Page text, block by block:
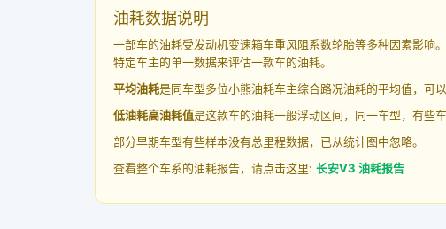
油耗数据说明
一部车的油耗受发动机变速箱车重风阻系数轮胎等多种因素影响
特定车主的单一数据来评估一款车的油耗。
平均油耗是同车型多位小熊油耗车主综合路况油耗的平均值，可
低油耗高油耗值是这款车的油耗一般浮动区间，同一车型，有些
部分早期车型有些样本没有总里程数据，已从统计图中忽略。
查看整个车系的油耗报告，请点击这里: 长安V3 油耗报告